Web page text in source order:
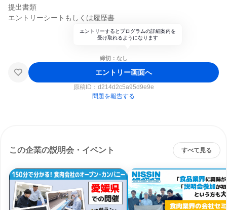
提出書類
エントリーシートもしくは履歴書
エントリーするとプログラムの詳細案内を
受け取れるようになります
締切：なし
エントリー画面へ
原稿ID： d214d2c5a95d9e9e
問題を報告する
この企業の説明会・イベント すべて見る